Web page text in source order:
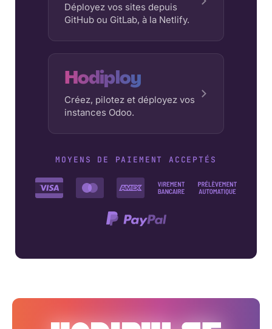
Déployez vos sites depuis
GitHub ou GitLab, à la Netlify.
Hodiploy
Créez, pilotez et déployez vos
instances Odoo.
MOYENS DE PAIEMENT ACCEPTÉS